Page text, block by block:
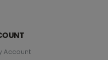
Account